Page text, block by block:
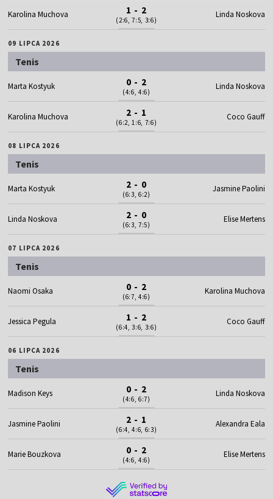
Karolina Muchova 1 - 2
(2:6, 7:5, 3:6)
Linda Noskova
09 LIPCA 2026
Tenis
Marta Kostyuk 0 - 2
(4:6, 4:6)
Linda Noskova
Karolina Muchova 2 - 1
(6:2, 1:6, 7:6)
Coco Gauff
08 LIPCA 2026
Tenis
Marta Kostyuk 2 - 0
(6:3, 6:2)
Jasmine Paolini
Linda Noskova 2 - 0
(6:3, 7:5)
Elise Mertens
07 LIPCA 2026
Tenis
Naomi Osaka 0 - 2
(6:7, 4:6)
Karolina Muchova
Jessica Pegula 1 - 2
(6:4, 3:6, 3:6)
Coco Gauff
06 LIPCA 2026
Tenis
Madison Keys 0 - 2
(4:6, 6:7)
Linda Noskova
Jasmine Paolini 2 - 1
(6:4, 4:6, 6:3)
Alexandra Eala
Marie Bouzkova 0 - 2
(4:6, 4:6)
Elise Mertens